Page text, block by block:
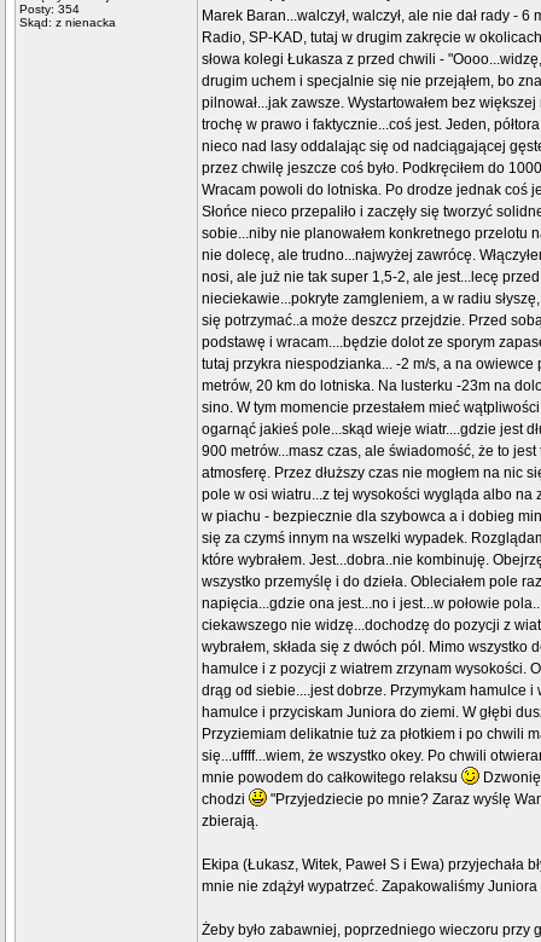
Posty: 354
Skąd: z nienacka
Marek Baran...walczył, walczył, ale nie dał rady -
Radio, SP-KAD, tutaj w drugim zakręcie w
słowa kolegi Łukasza z przed chwili -
drugim uchem i specjalnie się nie przejąłem, bo
pilnował...jak zawsze. Wystartowałem bez
trochę w prawo i faktycznie...coś jest. Jeden,
nieco nad lasy oddalając się od nadciągającej
przez chwilę jeszcze coś było. Podkręciłem do
Wracam powoli do lotniska. Po drodze jednak coś
Słońce nieco przepaliło i zaczęły się tworzyć
sobie...niby nie planowałem konkretnego przelotu
nie dolecę, ale trudno...najwyżej zawrócę.
nosi, ale już nie tak super 1,5-2, ale jest...lecę
nieciekawie...pokryte zamgleniem, a w radiu
się potrzymać..a może deszcz przejdzie. Przed
podstawę i wracam....będzie dolot ze sporym
tutaj przykra niespodzianka... -2 m/s, a na
metrów, 20 km do lotniska. Na lusterku -23m na
sino. W tym momencie przestałem mieć
ogarnąć jakieś pole...skąd wieje wiatr....gdzie jest
900 metrów...masz czas, ale świadomość, że to
atmosferę. Przez dłuższy czas nie mogłem na nic
pole w osi wiatru...z tej wysokości wygląda albo
w piachu - bezpiecznie dla szybowca a i dobieg
się za czymś innym na wszelki wypadek.
które wybrałem. Jest...dobra..nie kombinuję.
wszystko przemyślę i do dzieła. Obleciałem pole
napięcia...gdzie ona jest...no i jest...w połowie
ciekawszego nie widzę...dochodzę do pozycji z
wybrałem, składa się z dwóch pól. Mimo
hamulce i z pozycji z wiatrem zrzynam wysokości.
drąg od siebie....jest dobrze. Przymykam hamulce i
hamulce i przyciskam Juniora do ziemi. W głębi
Przyziemiam delikatnie tuż za płotkiem i po chwili
się...uffff...wiem, że wszystko okey. Po chwili
mnie powodem do całkowitego relaksu
chodzi
"Przyjedziecie po mnie? Zaraz wyślę
zbierają.
Ekipa (Łukasz, Witek, Paweł S i Ewa) przyjechała
mnie nie zdążył wypatrzeć. Zapakowaliśmy
Żeby było zabawniej, poprzedniego wieczoru